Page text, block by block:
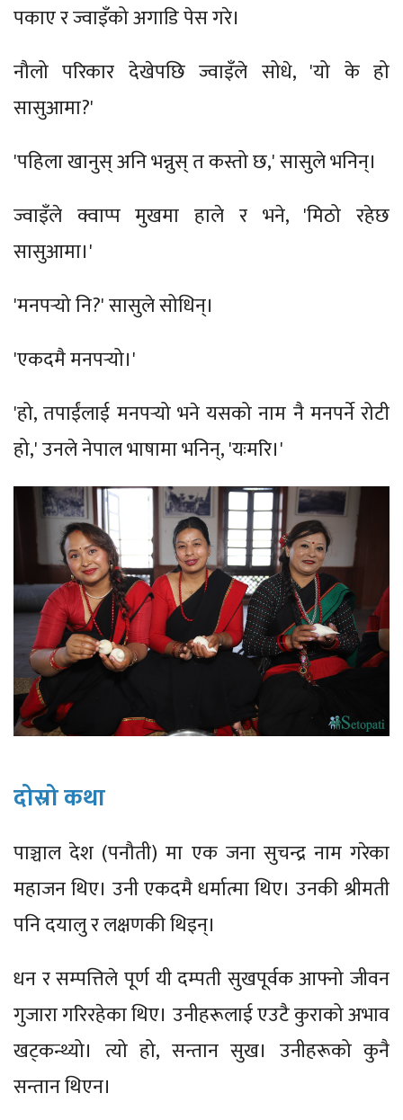
पकाए र ज्वाइँको अगाडि पेस गरे।
नौलो परिकार देखेपछि ज्वाइँले सोधे, 'यो के हो
सासुआमा?'
'पहिला खानुस् अनि भन्नुस् त कस्तो छ,' सासुले भनिन्।
ज्वाइँले क्वाप्प मुखमा हाले र भने, 'मिठो रहेछ
सासुआमा।'
'मनपर्‍यो नि?' सासुले सोधिन्।
'एकदमै मनपर्‍यो।'
'हो, तपाईंलाई मनपर्‍यो भने यसको नाम नै मनपर्ने रोटी
हो,' उनले नेपाल भाषामा भनिन्, 'यःमरि।'
दोस्रो कथा
पाञ्चाल देश (पनौती) मा एक जना सुचन्द्र नाम गरेका
महाजन थिए। उनी एकदमै धर्मात्मा थिए। उनकी श्रीमती
पनि दयालु र लक्षणकी थिइन्।
धन र सम्पत्तिले पूर्ण यी दम्पती सुखपूर्वक आफ्नो जीवन
गुजारा गरिरहेका थिए। उनीहरूलाई एउटै कुराको अभाव
खट्कन्थ्यो। त्यो हो, सन्तान सुख। उनीहरूको कुनै
सन्तान थिएन।